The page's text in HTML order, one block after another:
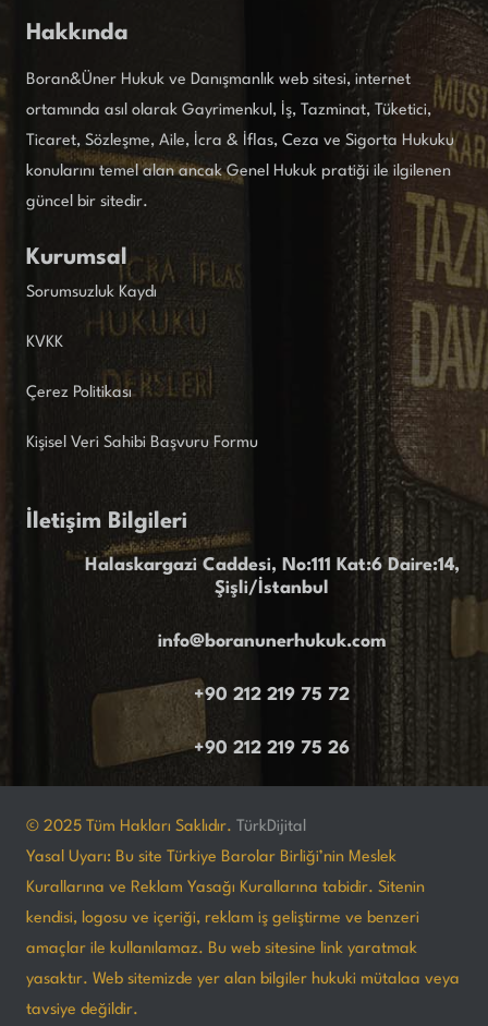
Hakkında
Boran&Üner Hukuk ve Danışmanlık web sitesi, internet
ortamında asıl olarak Gayrimenkul, İş, Tazminat, Tüketici,
Ticaret, Sözleşme, Aile, İcra & İflas, Ceza ve Sigorta Hukuku
konularını temel alan ancak Genel Hukuk pratiği ile ilgilenen
güncel bir sitedir.
Kurumsal
Sorumsuzluk Kaydı
KVKK
Çerez Politikası
Kişisel Veri Sahibi Başvuru Formu
İletişim Bilgileri
Halaskargazi Caddesi, No:111 Kat:6 Daire:14,
Şişli/İstanbul
info@boranunerhukuk.com
+90 212 219 75 72
+90 212 219 75 26
© 2025 Tüm Hakları Saklıdır. TürkDijital
Yasal Uyarı: Bu site Türkiye Barolar Birliği’nin Meslek
Kurallarına ve Reklam Yasağı Kurallarına tabidir. Sitenin
kendisi, logosu ve içeriği, reklam iş geliştirme ve benzeri
amaçlar ile kullanılamaz. Bu web sitesine link yaratmak
yasaktır. Web sitemizde yer alan bilgiler hukuki mütalaa veya
tavsiye değildir.